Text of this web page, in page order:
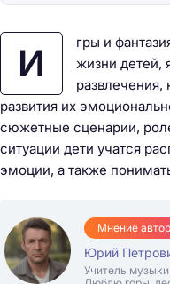
И
гры и
жизни детей,
развития их
сюжетные сценарии,
ситуации дети учатся
эмоции, а также
Мнение
Юрий
Учитель